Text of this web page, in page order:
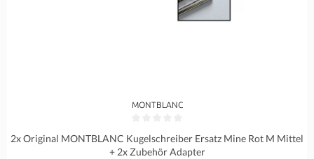
MONTBLANC
2x Original MONTBLANC Kugelschreiber Ersatz Mine Rot M Mittel
+ 2x Zubehör Adapter